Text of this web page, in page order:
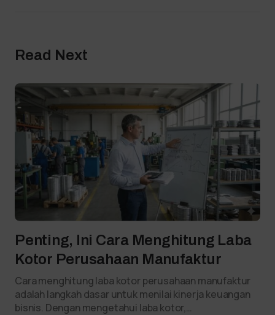
Read Next
Penting, Ini Cara Menghitung Laba
Kotor Perusahaan Manufaktur
Cara menghitung laba kotor perusahaan manufaktur
adalah langkah dasar untuk menilai kinerja keuangan
bisnis. Dengan mengetahui laba kotor,…